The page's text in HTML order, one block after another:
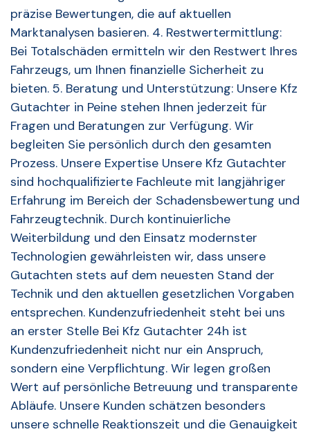
präzise Bewertungen, die auf aktuellen
Marktanalysen basieren. 4. Restwertermittlung:
Bei Totalschäden ermitteln wir den Restwert Ihres
Fahrzeugs, um Ihnen finanzielle Sicherheit zu
bieten. 5. Beratung und Unterstützung: Unsere Kfz
Gutachter in Peine stehen Ihnen jederzeit für
Fragen und Beratungen zur Verfügung. Wir
begleiten Sie persönlich durch den gesamten
Prozess. Unsere Expertise Unsere Kfz Gutachter
sind hochqualifizierte Fachleute mit langjähriger
Erfahrung im Bereich der Schadensbewertung und
Fahrzeugtechnik. Durch kontinuierliche
Weiterbildung und den Einsatz modernster
Technologien gewährleisten wir, dass unsere
Gutachten stets auf dem neuesten Stand der
Technik und den aktuellen gesetzlichen Vorgaben
entsprechen. Kundenzufriedenheit steht bei uns
an erster Stelle Bei Kfz Gutachter 24h ist
Kundenzufriedenheit nicht nur ein Anspruch,
sondern eine Verpflichtung. Wir legen großen
Wert auf persönliche Betreuung und transparente
Abläufe. Unsere Kunden schätzen besonders
unsere schnelle Reaktionszeit und die Genauigkeit